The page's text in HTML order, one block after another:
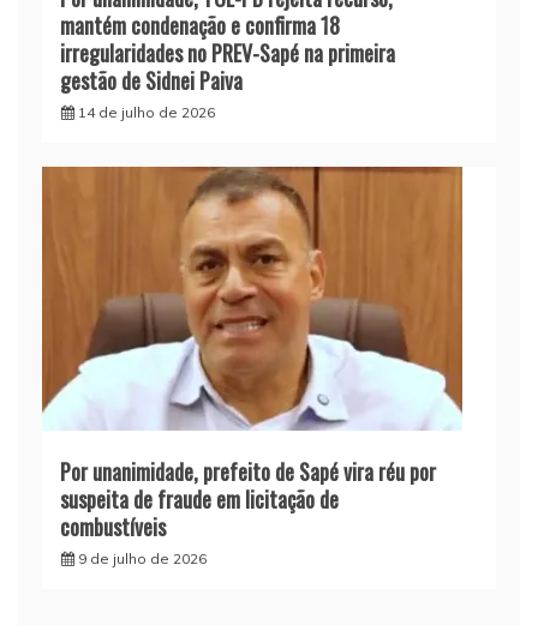
mantém condenação e confirma 18
irregularidades no PREV-Sapé na primeira
gestão de Sidnei Paiva
14 de julho de 2026
Por unanimidade, prefeito de Sapé vira réu por
suspeita de fraude em licitação de
combustíveis
9 de julho de 2026